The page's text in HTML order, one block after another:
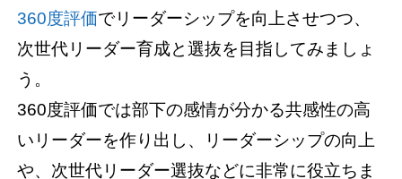
360度評価でリーダーシップを向上させつつ、
次世代リーダー育成と選抜を目指してみましょ
う。
360度評価では部下の感情が分かる共感性の高
いリーダーを作り出し、リーダーシップの向上
や、次世代リーダー選抜などに非常に役立ちま